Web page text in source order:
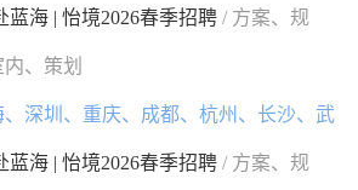
蓝海 | 怡境2026春季招聘/ 方案、规
、策划
、深圳、重庆、成都、杭州、长沙、武
蓝海 | 怡境2026春季招聘/ 方案、规